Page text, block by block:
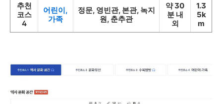
추천
코스
4
어린이,
가족
정문, 영빈관, 본관, 녹지
원, 춘추관
약 30
분 내
외
1.3
5k
m